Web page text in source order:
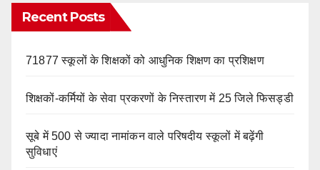
Recent Posts
71877 स्कूलों के शिक्षकों को आधुनिक शिक्षण का प्रशिक्षण
शिक्षकों-कर्मियों के सेवा प्रकरणों के निस्तारण में 25 जिले फिसड्डी
सूबे में 500 से ज्यादा नामांकन वाले परिषदीय स्कूलों में बढ़ेंगी
सुविधाएं